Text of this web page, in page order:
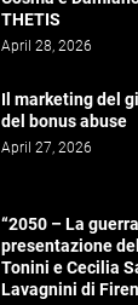
THETIS
April 28, 2026
Il marketing del
del bonus abuse
April 27, 2026
“2050 – La
presentazione
Tonini e Cecilia
Lavagnini di